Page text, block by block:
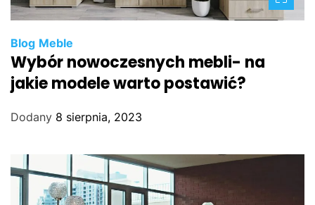
Blog Meble
Wybór nowoczesnych mebli- na
jakie modele warto postawić?
Dodany 8 sierpnia, 2023